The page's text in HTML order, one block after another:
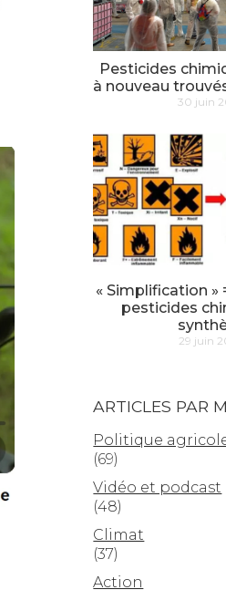
Pesticides
à nouveau
30 juin
« Simplification »
pesticides
29 juin
ARTICLES PAR
Politique
(69)
Vidéo et podcast
(48)
Climat
(37)
Action